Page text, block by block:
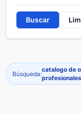
Buscar
Búsqueda:
catalogo de